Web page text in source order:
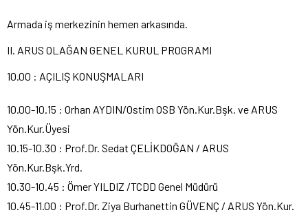
Armada iş merkezinin hemen arkasında.
II. ARUS OLAĞAN GENEL KURUL PROGRAMI
10.00 : AÇILIŞ KONUŞMALARI
10.00-10.15 : Orhan AYDIN/Ostim OSB Yön.Kur.Bşk. ve ARUS
Yön.Kur.Üyesi
10.15-10.30 : Prof.Dr. Sedat ÇELİKDOĞAN / ARUS
Yön.Kur.Bşk.Yrd.
10.30-10.45 : Ömer YILDIZ /TCDD Genel Müdürü
10.45-11.00 : Prof.Dr. Ziya Burhanettin GÜVENÇ / ARUS Yön.Kur.